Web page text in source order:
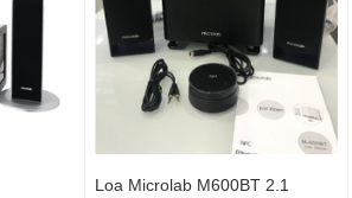
Loa Microlab M600BT 2.1